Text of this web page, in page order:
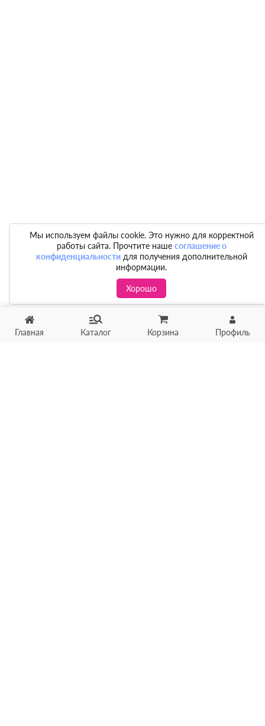
Главная Каталог Корзина Профиль
Мы используем файлы cookie. Это нужно для корректной
работы сайта. Прочтите наше соглашение о
конфиденциальностидля получения дополнительной
информации.
Хорошо